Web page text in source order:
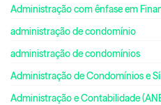
Administração com ênfase em
administração de condomínio
administração de condomínios
Administração de Condomínios e
Administração e Contabilidade